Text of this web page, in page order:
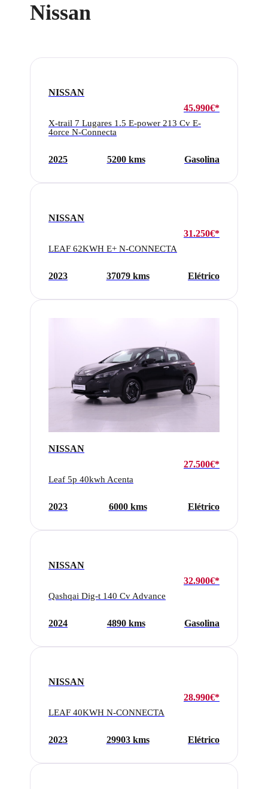
Nissan
NISSAN
45.990€*
X-trail 7 Lugares 1.5 E-power 213 Cv E-
4orce N-Connecta
2025 5200 kms Gasolina
NISSAN
31.250€*
LEAF 62KWH E+ N-CONNECTA
2023 37079 kms Elétrico
NISSAN
27.500€*
Leaf 5p 40kwh Acenta
2023 6000 kms Elétrico
NISSAN
32.900€*
Qashqai Dig-t 140 Cv Advance
2024 4890 kms Gasolina
NISSAN
28.990€*
LEAF 40KWH N-CONNECTA
2023 29903 kms Elétrico